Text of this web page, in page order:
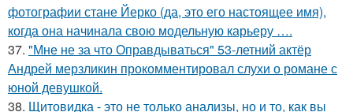
фотографии стане Йерко (да, это его настоящее имя),
когда она начинала свою модельную карьеру ….
37. "Мне не за что Оправдываться" 53-летний актёр
Андрей мерзликин прокомментировал слухи о романе с
юной девушкой.
38. Щитовидка - это не только анализы, но и то, как вы